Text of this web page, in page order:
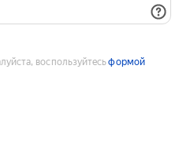
воспользуйтесьформой